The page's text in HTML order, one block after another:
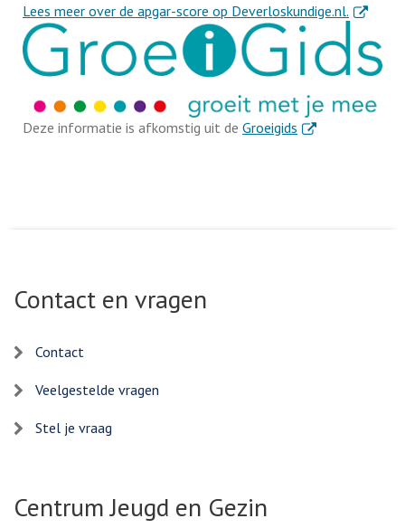
Lees meer over de apgar-score op Deverloskundige.nl. .
Deze informatie is afkomstig uit de Groeigids . Externe link
Contact en vragen
Contact
Veelgestelde vragen
Stel je vraag
Centrum Jeugd en Gezin